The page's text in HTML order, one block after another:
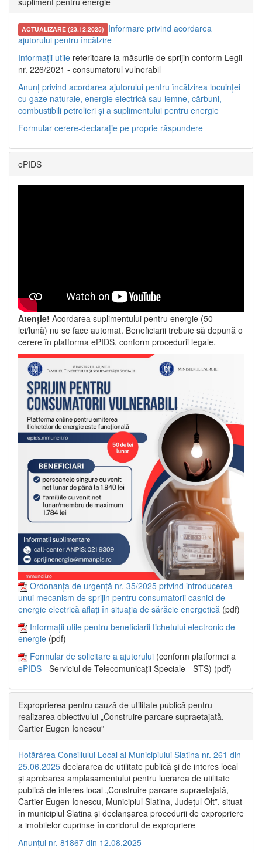
ACTUALIZARE (23.12.2025) Informare privind acordarea
ajutorului pentru încălzire
Informații utile referitoare la măsurile de sprijin conform Legii
nr. 226/2021 - consumatorul vulnerabil
Anunț privind acordarea ajutorului pentru încălzirea locuinței
cu gaze naturale, energie electrică sau lemne, cărbuni,
combustibili petrolieri și a suplimentului pentru energie
Formular cerere-declarație pe proprie răspundere
ePIDS
Atenție! Acordarea suplimentului pentru energie (50
lei/lună) nu se face automat. Beneficiarii trebuie să depună o
cerere în platforma ePIDS, conform procedurii legale.
Ordonanța de urgență nr. 35/2025 privind introducerea
unui mecanism de sprijin pentru consumatorii casnici de
energie electrică aflați în situația de sărăcie energetică (pdf)
Informații utile pentru beneficiarii tichetului electronic de
energie (pdf)
Formular de solicitare a ajutorului (conform platformei a
ePIDS - Serviciul de Telecomunicații Speciale - STS) (pdf)
Exproprierea pentru cauză de utilitate publică pentru
realizarea obiectivului „Construire parcare supraetajată,
Cartier Eugen Ionescu”
Hotărârea Consiliului Local al Municipiului Slatina nr. 261 din
25.06.2025 declararea de utilitate publică și de interes local
și aprobarea amplasamentului pentru lucrarea de utilitate
publică de interes local „Construire parcare supraetajată,
Cartier Eugen Ionescu, Municipiul Slatina, Județul Olt”, situat
în municipiul Slatina și declanșarea procedurii de expropriere
a imobilelor cuprinse în coridorul de expropriere
Anunțul nr. 81867 din 12.08.2025